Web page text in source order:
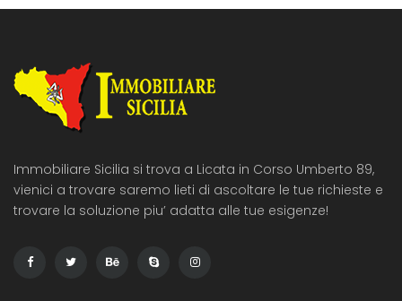
Immobiliare Sicilia si trova a Licata in Corso Umberto 89,
vienici a trovare saremo lieti di ascoltare le tue richieste e
trovare la soluzione piu’ adatta alle tue esigenze!